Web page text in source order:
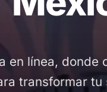
en línea,
transformar